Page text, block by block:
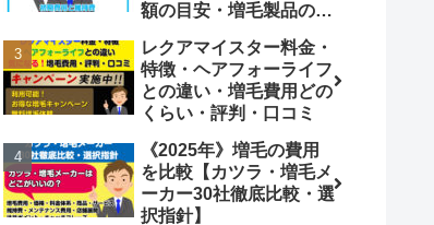
額の目安・増毛製品の比
レクアマイスター料金・
特徴・ヘアフォーライフ
との違い・増毛費用どの
くらい・評判・口コミ
《2025年》増毛の費用
を比較【カツラ・増毛メ
ーカー30社徹底比較・選
択指針】